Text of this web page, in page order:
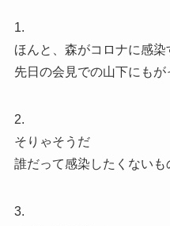
1.
ほんと、森がコロナに感染
先日の会見での山下にもが
2.
そりゃそうだ
誰だって感染したくないも
3.